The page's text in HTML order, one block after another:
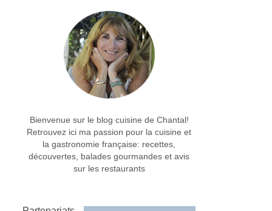
Bienvenue sur le blog cuisine de Chantal!
Retrouvez ici ma passion pour la cuisine et
la gastronomie française: recettes,
découvertes, balades gourmandes et avis
sur les restaurants